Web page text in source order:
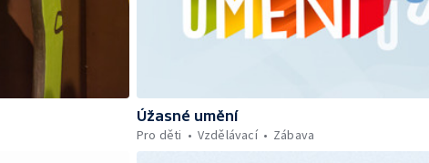
Úžasné umění
Pro děti
Vzdělávací Zábava